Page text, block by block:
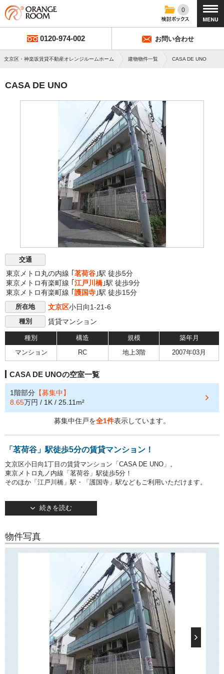
0
0120-974-002 お問い合わせ
文京区・神楽坂賃貸不動産オレンジルームホーム 建物物件一覧 CASA DE UNO
CASA DE UNO
交通
東京メトロ丸の内線 ｢ 茗荷谷 ｣駅 徒歩5分
東京メトロ有楽町線 ｢ 江戸川橋 ｣駅 徒歩9分
東京メトロ有楽町線 ｢ 護国寺 ｣駅 徒歩15分
所在地 文京区小日向1-21-6
種別 賃貸マンション
種別 構造 規模 築年月
マンション RC 地上3階 2007年03月
CASA DE UNOの空室一覧
1階部分 【募集中】
8.65万円 / 1K / 25.11m²
募集中住戸を全1件表示しています。
「茗荷谷」駅徒歩5分の賃貸マンション！
文京区小日向1丁目の賃貸マンション「CASA DE UNO」。
東京メトロ丸ノ内線「茗荷谷」駅徒歩5分！
そのほか「江戸川橋」駅・「護国寺」駅などもご利用いただけます。
2007年3月竣工・鉄筋コンクリート造3階建てのマンションです。
○周辺環境○
「CASA DE UNO」は大通りから奥に入った住宅街に位置し、近隣には
「拓殖大学文京キャンパス」や区立小学校・幼稚園などがございます。
徒歩10分圏内にスーパー「まいばすけっと」「三徳」がございますの
日々のお買い物にとても便利です！
また最寄り駅の「茗荷谷」駅周辺には、スーパーやドラッグストア、
コンビニ、飲食店などが揃っています！
続きを読む
物件写真